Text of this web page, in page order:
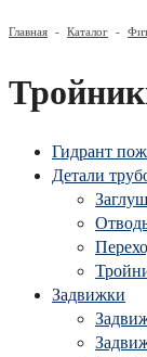
Главная - Каталог -
Гидрант
Детали
Задвижки